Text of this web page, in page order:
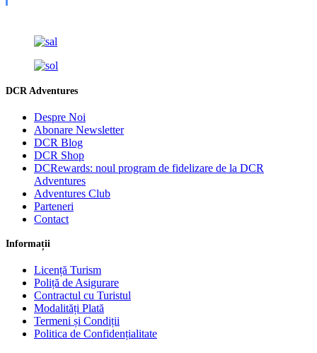
DCR Adventures
Despre Noi
Abonare Newsletter
DCR Blog
DCR Shop
DCRewards: noul program de fidelizare de la DCR
Adventures
Adventures Club
Parteneri
Contact
Informații
Licență Turism
Poliță de Asigurare
Contractul cu Turistul
Modalități Plată
Termeni și Condiții
Politica de Confidențialitate